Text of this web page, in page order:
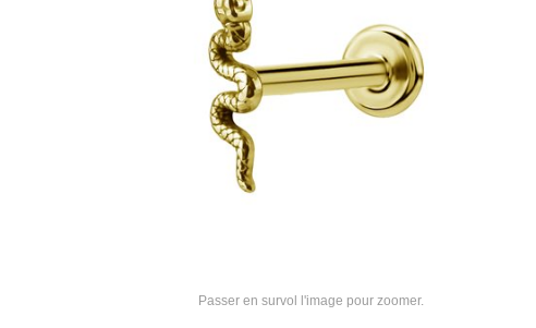
Passer en survol l'image pour zoomer.